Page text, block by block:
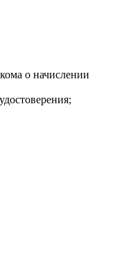
о начислении